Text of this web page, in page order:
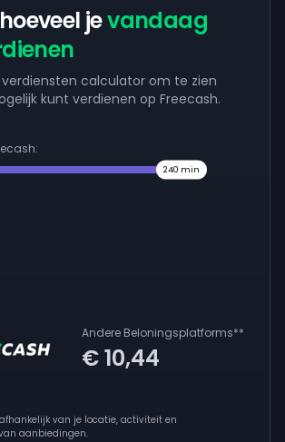
jevandaag
verdiensten calculator om te zien
kunt verdienen op Freecash.
240 min
Andere Beloningsplatforms**
€ 10,44
van je locatie, activiteit en
aanbiedingen.